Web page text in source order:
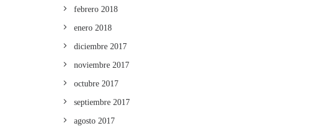
febrero 2018
enero 2018
diciembre 2017
noviembre 2017
octubre 2017
septiembre 2017
agosto 2017